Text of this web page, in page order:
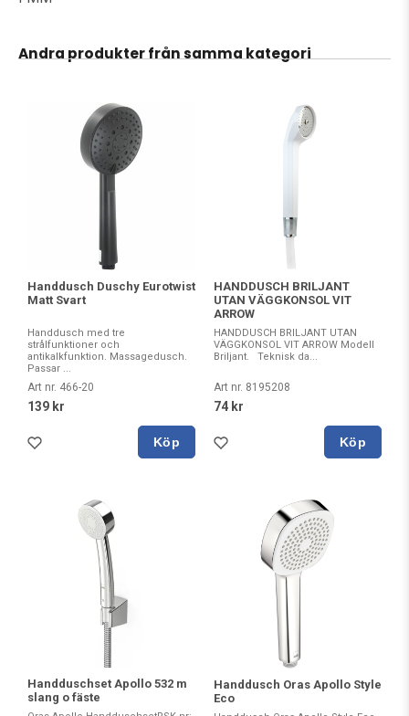
Andra produkter från samma kategori
Handdusch Duschy Eurotwist
Matt Svart
Handdusch med tre
strålfunktioner och
antikalkfunktion. Massagedusch.
Passar ...
Art nr. 466-20
139 kr
Köp
HANDDUSCH BRILJANT
UTAN VÄGGKONSOL VIT
ARROW
HANDDUSCH BRILJANT UTAN
VÄGGKONSOL VIT ARROW Modell
Briljant. Teknisk da...
Art nr. 8195208
74 kr
Köp
Handduschset Apollo 532 m
slang o fäste
Handdusch Oras Apollo Style
Eco